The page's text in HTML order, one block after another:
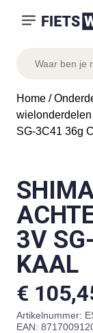
Home /
wielonderdelen
SG-3C41 36g
3V
KAAL
€
Artikelnummer:
EAN: